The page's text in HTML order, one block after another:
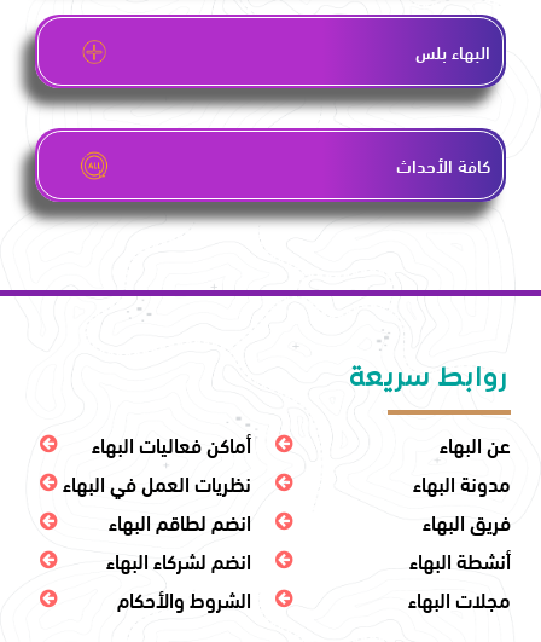
البهاء بلس
كافة الأحداث
روابط سريعة
عن البهاء
مدونة البهاء
فريق البهاء
أنشطة البهاء
مجلات البهاء
أماكن فعاليات البهاء
نظريات العمل في البهاء
انضم لطاقم البهاء
انضم لشركاء البهاء
الشروط والأحكام